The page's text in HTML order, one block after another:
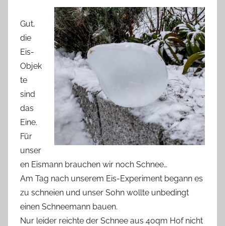
Gut,
die
Eis-
Objek
te
sind
das
Eine.
Für
unser
en Eismann brauchen wir noch Schnee…
Am Tag nach unserem Eis-Experiment begann es
zu schneien und unser Sohn wollte unbedingt
einen Schneemann bauen.
Nur leider reichte der Schnee aus 40qm Hof nicht